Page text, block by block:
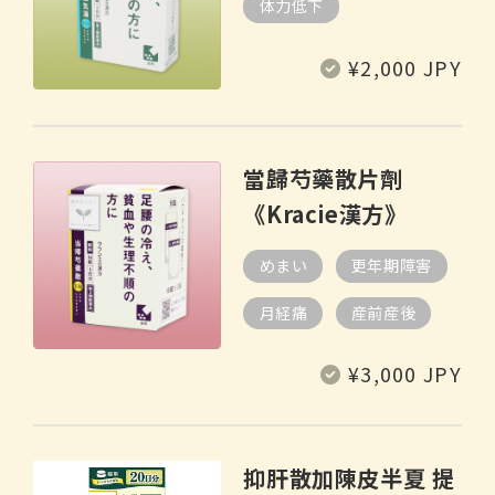
体力低下
定 ¥2,000 JPY
當歸芍藥散片劑
《Kracie漢方》
めまい 更年期障害
月経痛 産前産後
定 ¥3,000 JPY
抑肝散加陳皮半夏 提